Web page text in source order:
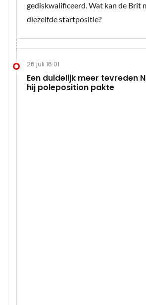
gediskwalificeerd. Wat kan de Brit
diezelfde startpositie?
26 juli 16:01
Een duidelijk meer tevreden
hij poleposition pakte